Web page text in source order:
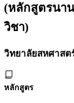
(หลักสูตรนา
วิชา)
วิทยาลัยสหศาส
หลักสูตร